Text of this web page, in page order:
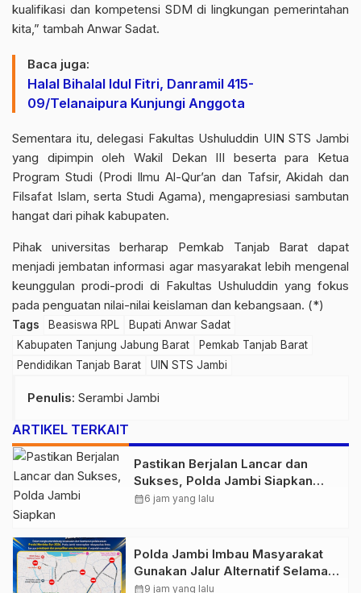
kualifikasi dan kompetensi SDM di lingkungan pemerintahan
kita,” tambah Anwar Sadat.
Baca juga:
Halal Bihalal Idul Fitri, Danramil 415-
09/Telanaipura Kunjungi Anggota
Sementara itu, delegasi Fakultas Ushuluddin UIN STS Jambi
yang dipimpin oleh Wakil Dekan III beserta para Ketua
Program Studi (Prodi Ilmu Al-Qur’an dan Tafsir, Akidah dan
Filsafat Islam, serta Studi Agama), mengapresiasi sambutan
hangat dari pihak kabupaten.
Pihak universitas berharap Pemkab Tanjab Barat dapat
menjadi jembatan informasi agar masyarakat lebih mengenal
keunggulan prodi-prodi di Fakultas Ushuluddin yang fokus
pada penguatan nilai-nilai keislaman dan kebangsaan. (*)
Tags Beasiswa RPL
Bupati Anwar Sadat
Kabupaten Tanjung Jabung Barat
Pemkab Tanjab Barat
Pendidikan Tanjab Barat
UIN STS Jambi
Penulis: Serambi Jambi
ARTIKEL TERKAIT
Pastikan Berjalan Lancar dan
Sukses, Polda Jambi Siapkan
Pengamanan Berlapis untuk 8.750
calendar_month6 jam yang lalu
Polda Jambi Imbau Masyarakat
Gunakan Jalur Alternatif Selama
Pelaksanaan Presisi Merdeka Run
calendar_month9 jam yang lalu